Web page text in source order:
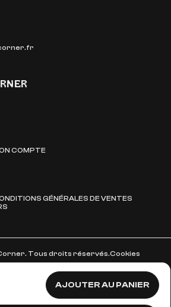
AJOUTER AU PANIER
COMPTE
GÉNÉRALES DE VENTES
Tous droits réservés.Cookies